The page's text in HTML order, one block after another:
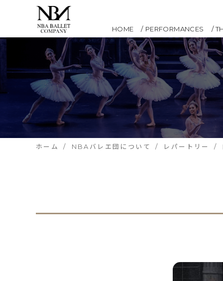
HOME PERFORMANCES
ホーム NBAバレエ団について レパートリー